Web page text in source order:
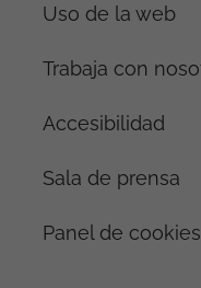
Uso de la web
Trabaja con
Accesibilidad
Sala de prensa
Panel de cookies